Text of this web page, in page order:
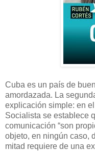
Cuba es un país de
amordazada. La
explicación simple: en
Socialista se establece
comunicación “son
objeto, en ningún caso,
mitad requiere de una